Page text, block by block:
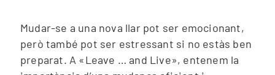
Mudar-se a una nova llar pot ser emocionant,
però també pot ser estressant si no estàs ben
preparat. A «Leave … and Live», entenem la